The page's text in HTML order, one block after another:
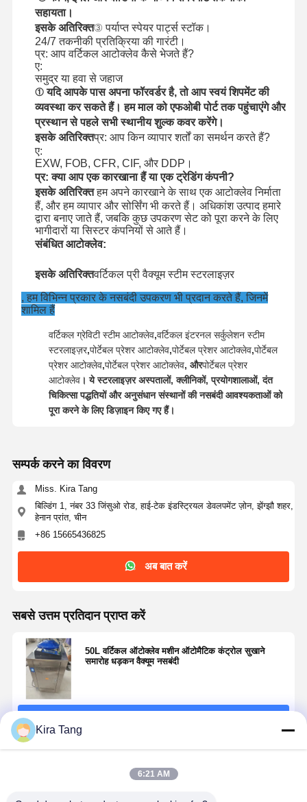
सहायता।
इसके अतिरिक्त③ पर्याप्त स्पेयर पार्ट्स स्टॉक।
24/7 तकनीकी प्रतिक्रिया की गारंटी।
प्र: आप वर्टिकल आटोक्लेव कैसे भेजते हैं?
ए:
समुद्र या हवा से जहाज
① यदि आपके पास अपना फॉरवर्डर है, तो आप स्वयं शिपमेंट की
व्यवस्था कर सकते हैं। हम माल को एफओबी पोर्ट तक पहुंचाएंगे और
प्रस्थान से पहले सभी स्थानीय शुल्क कवर करेंगे।
इसके अतिरिक्तप्र: आप किन व्यापार शर्तों का समर्थन करते हैं?
ए:
EXW, FOB, CFR, CIF, और DDP।
प्र: क्या आप एक कारखाना हैं या एक ट्रेडिंग कंपनी?
इसके अतिरिक्तहम अपने कारखाने के साथ एक आटोक्लेव निर्माता
हैं, और हम व्यापार और सोर्सिंग भी करते हैं। अधिकांश उत्पाद हमारे
द्वारा बनाए जाते हैं, जबकि कुछ उपकरण सेट को पूरा करने के लिए
भागीदारों या सिस्टर कंपनियों से आते हैं।
संबंधित आटोक्लेव:
इसके अतिरिक्तवर्टिकल प्री वैक्यूम स्टीम स्टरलाइज़र
, हम विभिन्न प्रकार के नसबंदी उपकरण भी प्रदान करते हैं, जिनमें
शामिल हैं
वर्टिकल ग्रेविटी स्टीम आटोक्लेव,वर्टिकल इंटरनल सर्कुलेशन स्टीम
स्टरलाइज़र,पोर्टेबल प्रेशर आटोक्लेव,पोर्टेबल प्रेशर आटोक्लेव,पोर्टेबल
प्रेशर आटोक्लेव,पोर्टेबल प्रेशर आटोक्लेव, औरपोर्टेबल प्रेशर
आटोक्लेव। ये स्टरलाइज़र अस्पतालों, क्लीनिकों, प्रयोगशालाओं, दंत
चिकित्सा पद्धतियों और अनुसंधान संस्थानों की नसबंदी आवश्यकताओं को
पूरा करने के लिए डिज़ाइन किए गए हैं।
सम्पर्क करने का विवरण
Miss. Kira Tang
बिल्डिंग 1, नंबर 33 जिंसुओ रोड, हाई-टेक इंडस्ट्रियल डेवलपमेंट ज़ोन, झेंग्झौ शहर,
हेनान प्रांत, चीन
+86 15665436825
अब बात करें
सबसे उत्तम प्रतिदान प्राप्त करें
50L वर्टिकल ऑटोक्लेव मशीन ऑटोमैटिक कंट्रोल सुखाने
समारोह धड़कन वैक्यूम नसबंदी
Kira Tang
6:21 AM